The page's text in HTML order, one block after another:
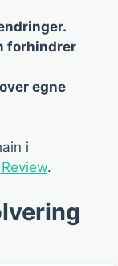
forhindrer
egne
i
.